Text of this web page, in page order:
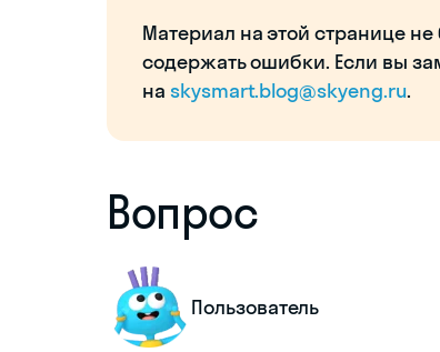
Материал на этой странице
содержать ошибки. Если вы
на skysmart.blog@skyeng.ru.
Вопрос
Пользователь